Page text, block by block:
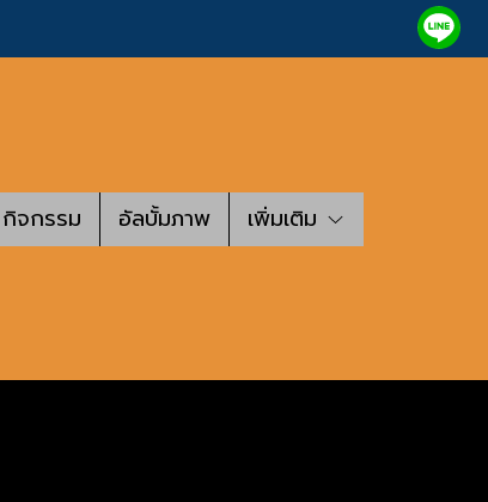
กิจกรรม อัลบั้มภาพ เพิ่มเติม